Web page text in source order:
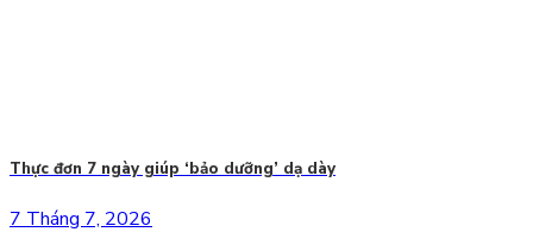
Thực đơn 7 ngày giúp ‘bảo dưỡng’ dạ dày
7 Tháng 7, 2026